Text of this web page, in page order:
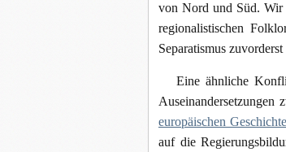
von Nord und Süd. Wir
regionalistischen
Separatismus
Eine ähnliche
Auseinandersetzungen
europäischen Geschichte
auf die